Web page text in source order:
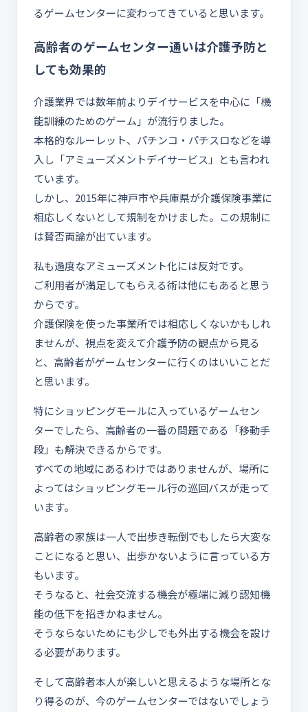
るゲームセンターに変わってきていると思います。
高齢者のゲームセンター通いは介護予防と
しても効果的
介護業界では数年前よりデイサービスを中心に「機
能訓練のためのゲーム」が流行りました。
本格的なルーレット、パチンコ・パチスロなどを導
入し「アミューズメントデイサービス」とも言われ
ています。
しかし、2015年に神戸市や兵庫県が介護保険事業に
相応しくないとして規制をかけました。この規制に
は賛否両論が出ています。
私も過度なアミューズメント化には反対です。
ご利用者が満足してもらえる術は他にもあると思う
からです。
介護保険を使った事業所では相応しくないかもしれ
ませんが、視点を変えて介護予防の観点から見る
と、高齢者がゲームセンターに行くのはいいことだ
と思います。
特にショッピングモールに入っているゲームセン
ターでしたら、高齢者の一番の問題である「移動手
段」も解決できるからです。
すべての地域にあるわけではありませんが、場所に
よってはショッピングモール行の巡回バスが走って
います。
高齢者の家族は一人で出歩き転倒でもしたら大変な
ことになると思い、出歩かないように言っている方
もいます。
そうなると、社会交流する機会が極端に減り認知機
能の低下を招きかねません。
そうならないためにも少しでも外出する機会を設け
る必要があります。
そして高齢者本人が楽しいと思えるような場所とな
り得るのが、今のゲームセンターではないでしょう